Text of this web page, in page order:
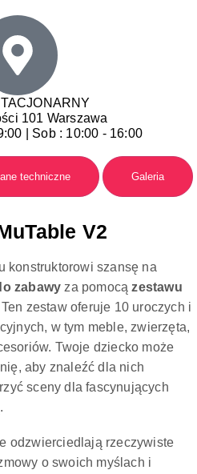
101 Warszawa
| Sob : 10:00 - 16:00
techniczne Galeria
V2
konstruktorowi szansę na
zabawy za pomocązestawu
Ten zestaw oferuje 10 uroczych i
w tym meble, zwierzęta,
Twoje dziecko może
aby znaleźć dla nich
sceny dla fascynujących
odzwierciedlają rzeczywiste
o swoich myślach i